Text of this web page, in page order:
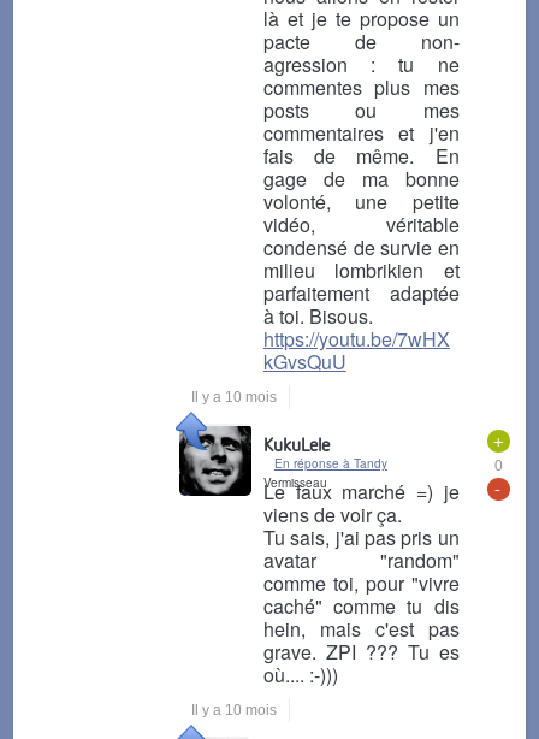
là et je te propose un
pacte de non-
agression : tu ne
commentes plus mes
posts ou mes
commentaires et j'en
fais de même. En
gage de ma bonne
volonté, une petite
vidéo, véritable
condensé de survie en
milieu lombrikien et
parfaitement adaptée
à toi. Bisous.
https://youtu.be/7wHX
kGvsQuU
Il y a 10 mois
+
0
-
KukuLele
En réponse à Tandy
Vermisseau
Le faux marché =) je
viens de voir ça.
Tu sais, j'ai pas pris un
avatar "random"
comme toi, pour "vivre
caché" comme tu dis
hein, mais c'est pas
grave. ZPI ??? Tu es
où.... :-)))
Il y a 10 mois